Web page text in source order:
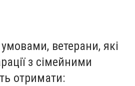
ветерани, які
з сімейними
отримати: